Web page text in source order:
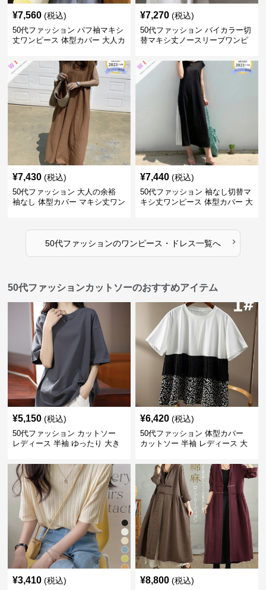
¥7,560 (税込)
50代ファッション パフ袖マキシ
丈ワンピース 体型カバー 大人カ
¥7,270 (税込)
50代ファッション バイカラー切
替マキシ丈ノースリーブワンピ
¥7,430 (税込)
50代ファッション 大人の余裕
袖なし 体型カバー マキシ丈ワン
¥7,440 (税込)
50代ファッション 袖なし切替マ
キシ丈ワンピース 体型カバー 大
50代ファッションのワンピース・ドレス一覧へ ›
50代ファッションカットソーのおすすめアイテム
¥5,150 (税込)
50代ファッション カットソー
レディース 半袖 ゆったり 大き
¥6,420 (税込)
50代ファッション 体型カバー
カットソー 半袖 レディース 大
¥3,410 (税込) ¥8,800 (税込)